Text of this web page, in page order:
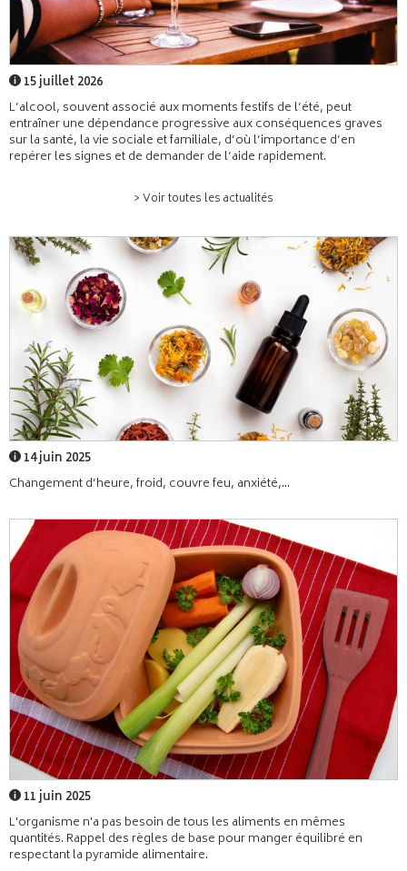
15 juillet 2026
L’alcool, souvent associé aux moments festifs de l’été, peut
entraîner une dépendance progressive aux conséquences graves
sur la santé, la vie sociale et familiale, d’où l’importance d’en
repérer les signes et de demander de l’aide rapidement.
> Voir toutes les actualités
14 juin 2025
Changement d’heure, froid, couvre feu, anxiété,...
11 juin 2025
L'organisme n'a pas besoin de tous les aliments en mêmes
quantités. Rappel des règles de base pour manger équilibré en
respectant la pyramide alimentaire.